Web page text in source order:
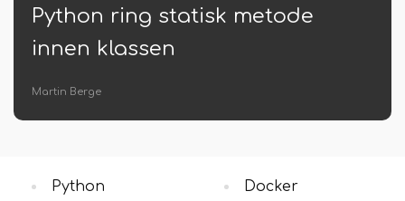
Python ring statisk metode
innen klassen
Martin Berge
Python Docker